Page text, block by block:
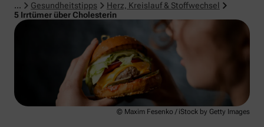
... Gesundheitstipps
Herz, Kreislauf & Stoffwechsel
5 Irrtümer über Cholesterin
© Maxim Fesenko / iStock by Getty Images